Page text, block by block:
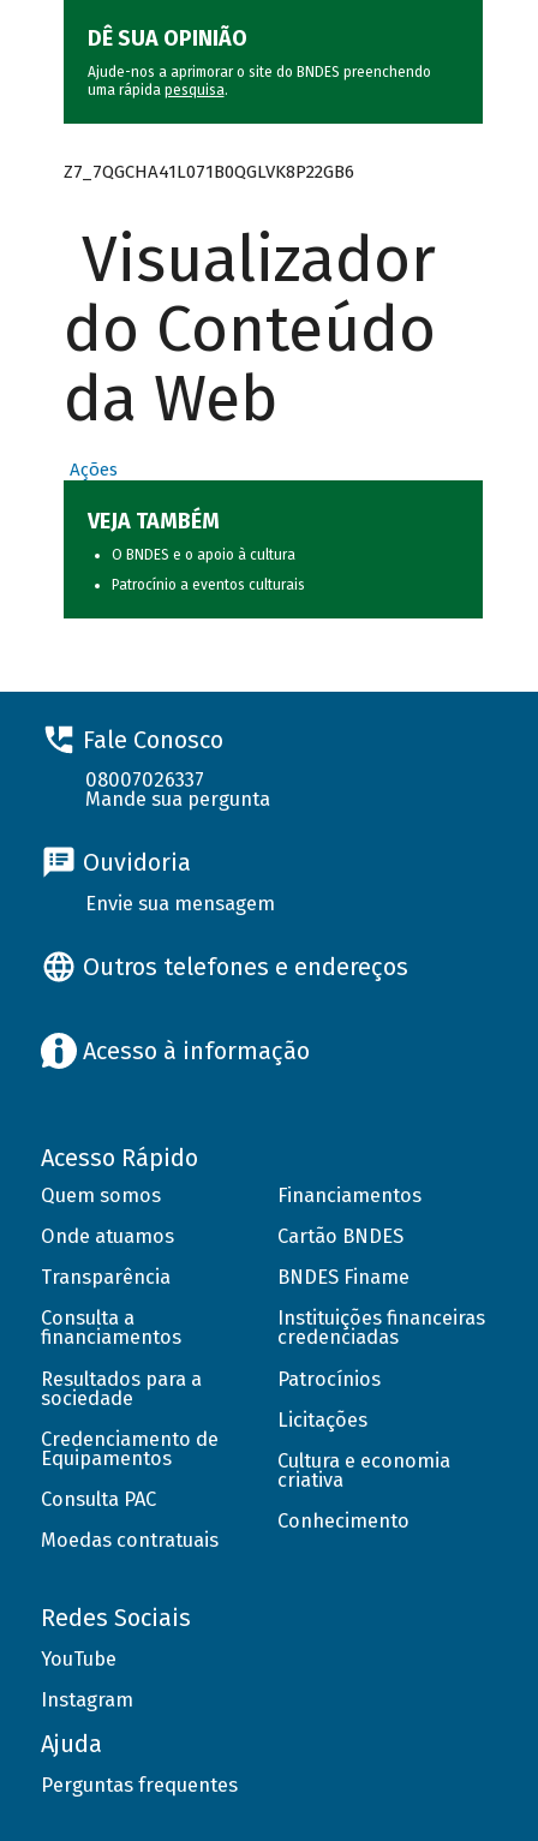
DÊ SUA OPINIÃO
Ajude-nos a aprimorar o site do BNDES preenchendo
uma rápida pesquisa.
Z7_7QGCHA41L071B0QGLVK8P22GB6
Visualizador
do Conteúdo
da Web
Ações
VEJA TAMBÉM
O BNDES e o apoio à cultura
Patrocínio a eventos culturais
Fale Conosco
08007026337
Mande sua pergunta
Ouvidoria
Envie sua mensagem
Outros telefones e endereços
Acesso à informação
Acesso Rápido
Quem somos
Onde atuamos
Transparência
Consulta a
financiamentos
Resultados para a
sociedade
Credenciamento de
Equipamentos
Consulta PAC
Moedas contratuais
Financiamentos
Cartão BNDES
BNDES Finame
Instituições financeiras
credenciadas
Patrocínios
Licitações
Cultura e economia
criativa
Conhecimento
Redes Sociais
YouTube
Instagram
Ajuda
Perguntas frequentes